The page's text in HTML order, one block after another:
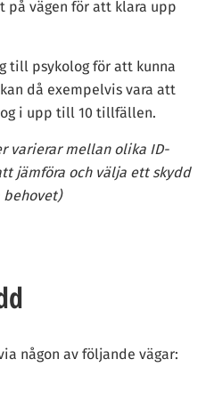
på vägen för att klara upp
till psykolog för att kunna
då exempelvis vara att
i upp till 10 tillfällen.
varierar mellan olika ID-
jämföra och välja ett skydd
behovet)
någon av följande vägar: